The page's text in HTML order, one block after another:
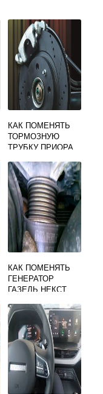
КАК ПОМЕНЯТЬ
ТОРМОЗНУЮ
ТРУБКУ ПРИОРА
КАК ПОМЕНЯТЬ
ГЕНЕРАТОР
ГАЗЕЛЬ НЕКСТ